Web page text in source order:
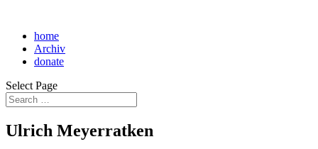
home
Archiv
donate
Select Page
Ulrich Meyerratken